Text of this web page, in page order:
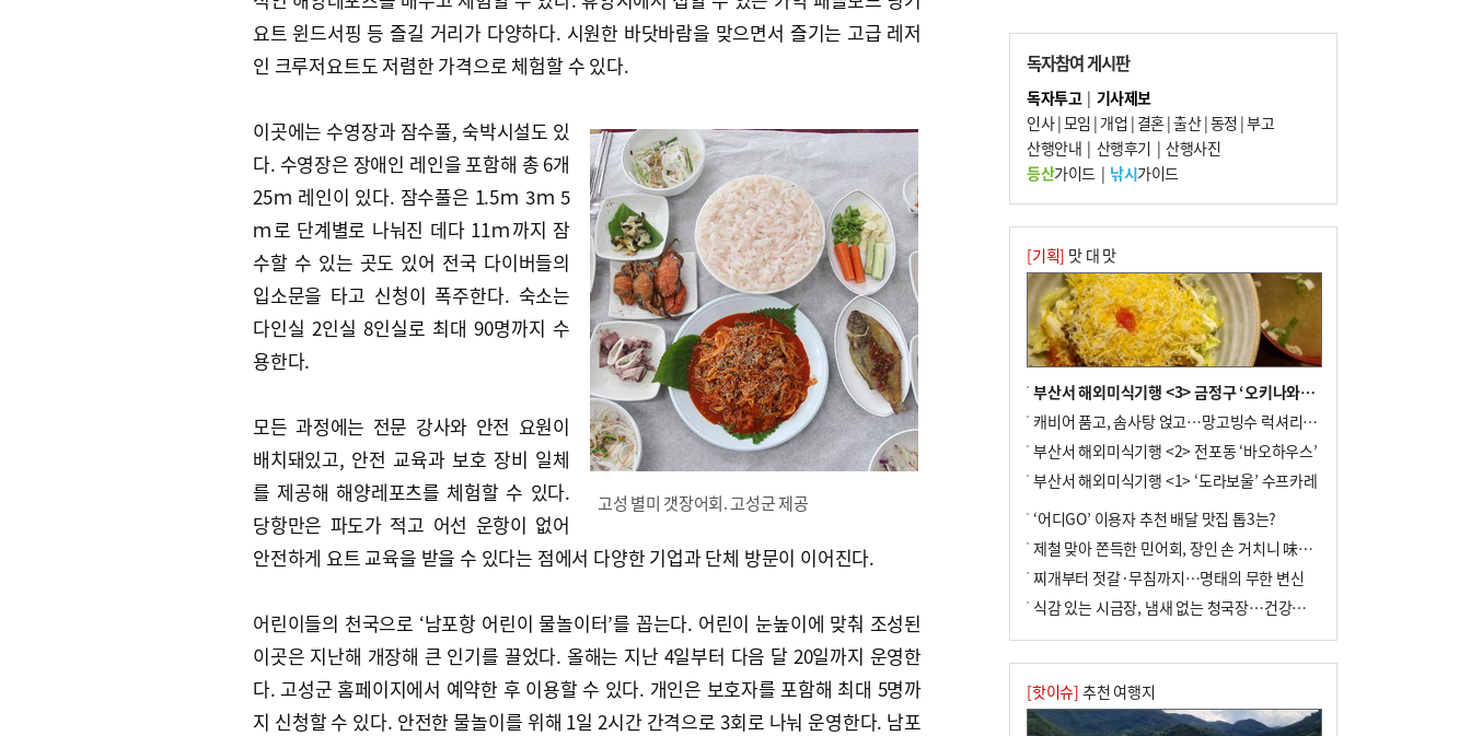
요트 윈드서핑 등 즐길 거리가 다양하다. 시원한 바닷바람을 맞으면서 즐기는 고급 레저
인 크루저요트도 저렴한 가격으로 체험할 수 있다.
고성 별미 갯장어회. 고성군 제공
이곳에는 수영장과 잠수풀, 숙박시설도 있
다. 수영장은 장애인 레인을 포함해 총 6개
25ｍ 레인이 있다. 잠수풀은 1.5ｍ 3ｍ 5
ｍ로 단계별로 나눠진 데다 11ｍ까지 잠
수할 수 있는 곳도 있어 전국 다이버들의
입소문을 타고 신청이 폭주한다. 숙소는
다인실 2인실 8인실로 최대 90명까지 수
용한다.
모든 과정에는 전문 강사와 안전 요원이
배치돼있고, 안전 교육과 보호 장비 일체
를 제공해 해양레포츠를 체험할 수 있다.
당항만은 파도가 적고 어선 운항이 없어
안전하게 요트 교육을 받을 수 있다는 점에서 다양한 기업과 단체 방문이 이어진다.
어린이들의 천국으로 ‘남포항 어린이 물놀이터’를 꼽는다. 어린이 눈높이에 맞춰 조성된
이곳은 지난해 개장해 큰 인기를 끌었다. 올해는 지난 4일부터 다음 달 20일까지 운영한
다. 고성군 홈페이지에서 예약한 후 이용할 수 있다. 개인은 보호자를 포함해 최대 5명까
지 신청할 수 있다. 안전한 물놀이를 위해 1일 2시간 간격으로 3회로 나눠 운영한다. 남포
위는 지속
7
‘혐오표현’ 쓰면 지방공무원 최대 파면까지
중징계
8
부산 해운대구 아파트 14층서 불…실외기
과열 추정
10 김해시의회, 11일 544억 원 규모 민생지원
금 조례안 처리 주목
독자참여 게시판
독자투고| 기사제보
인사|모임 | 개업 | 결혼|출산|동정 |부고
산행안내 | 산행후기 | 산행사진
등산가이드| 낚시가이드
[기획] 맛 대 맛
부산서 해외미식기행 <3> 금정구 ‘오키나와키친’
캐비어 품고, 솜사탕 얹고…망고빙수 럭셔리한 진화
부산서 해외미식기행 <2> 전포동 ‘바오하우스’
부산서 해외미식기행 <1> ‘도라보울’ 수프카레
‘어디GO’ 이용자 추천 배달 맛집 톱3는?
제철 맞아 쫀득한 민어회, 장인 손 거치니 味친 한상
찌개부터 젓갈·무침까지…명태의 무한 변신
식감 있는 시금장, 냄새 없는 청국장…건강한 발효 밥상
[핫이슈] 추천 여행지